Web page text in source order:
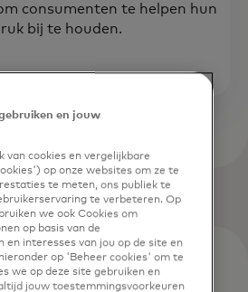
consumenten te helpen hun
bij te houden.
en jouw
van cookies en vergelijkbare
op onze websites om ze te
te meten, ons publiek te
te verbeteren. Op
we ook Cookies om
op basis van de
en interesses van jou op de site en
op 'Beheer cookies' om te
we op deze site gebruiken en
jouw toestemmingsvoorkeuren